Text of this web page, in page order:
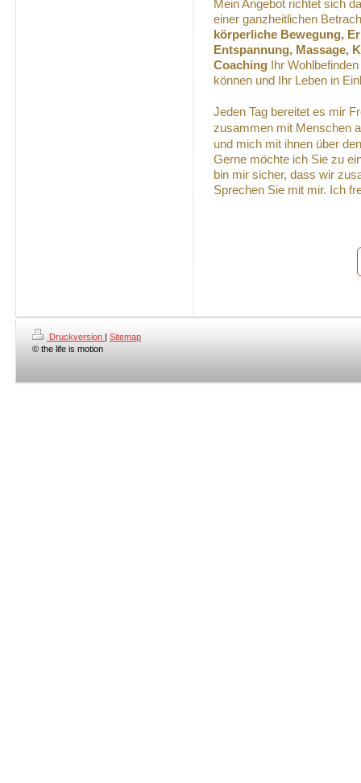
Mein Angebot richtet sich
einer ganzheitlichen
körperliche Bewegung,
Entspannung, Massage,
Coaching Ihr
können und Ihr Leben in
Jeden Tag bereitet es mir
zusammen mit Menschen
und mich mit ihnen über
Gerne möchte ich Sie zu
bin mir sicher, dass wir
Sprechen Sie mit mir. Ich
Druckversion | Sitemap
© the life is motion